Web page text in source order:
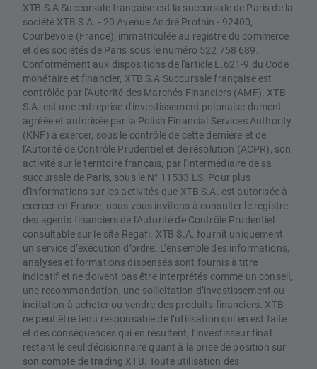
XTB S.A Succursale française est la succursale de Paris de la
société XTB S.A. - 20 Avenue André Prothin - 92400,
Courbevoie (France), immatriculée au registre du commerce
et des sociétés de Paris sous le numéro 522 758 689.
Conformément aux dispositions de l'article L.621-9 du Code
monétaire et financier, XTB S.A Succursale française est
contrôlée par l'Autorité des Marchés Financiers (AMF). XTB
S.A. est une entreprise d'investissement polonaise dument
agréée et autorisée par la Polish Financial Services Authority
(KNF) à exercer, sous le contrôle de cette dernière et de
l'Autorité de Contrôle Prudentiel et de résolution (ACPR), son
activité sur le territoire français, par l'intermédiaire de sa
succursale de Paris, sous le N° 11533 LS. Pour plus
d'informations sur les activités que XTB S.A. est autorisée à
exercer en France, nous vous invitons à consulter le registre
des agents financiers de l'Autorité de Contrôle Prudentiel
consultable sur le site Regafi. XTB S.A. fournit uniquement
un service d’exécution d’ordre. L’ensemble des informations,
analyses et formations dispensés sont fournis à titre
indicatif et ne doivent pas être interprétés comme un conseil,
une recommandation, une sollicitation d’investissement ou
incitation à acheter ou vendre des produits financiers. XTB
ne peut être tenu responsable de l’utilisation qui en est faite
et des conséquences qui en résultent, l’investisseur final
restant le seul décisionnaire quant à la prise de position sur
son compte de trading XTB. Toute utilisation des